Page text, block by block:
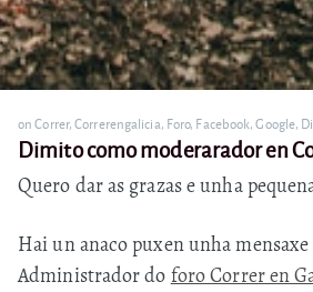
onCorrer,Correrengalicia, Foro, Facebook,Google,
Dimito como moderarador en
Quero dar as grazas e unha
Hai un anaco puxen unha
Administrador do foro Correr en